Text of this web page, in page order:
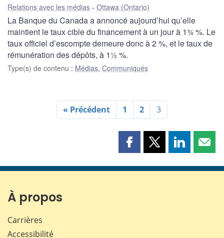
Relations avec les médias Ottawa (Ontario)
La Banque du Canada a annoncé aujourd’hui qu’elle
maintient le taux cible du financement à un jour à 1¾ %. Le
taux officiel d’escompte demeure donc à 2 %, et le taux de
rémunération des dépôts, à 1½ %.
Type(s) de contenu : Médias, Communiqués
« Précédent 1 2 3
Partager
page
Partager
page
Partager
page page
À propos
Carrières
Accessibilité